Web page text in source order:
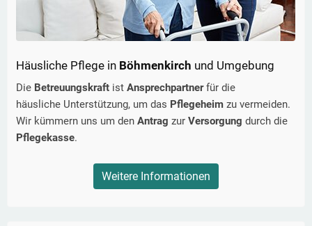
Häusliche Pflege in Böhmenkirch und Umgebung
Die Betreuungskraft ist Ansprechpartnerfür die
häusliche Unterstützung, um das Pflegeheim zu vermeiden.
Wir kümmern uns um den Antrag zur Versorgung durch die
Pflegekasse.
Weitere Informationen